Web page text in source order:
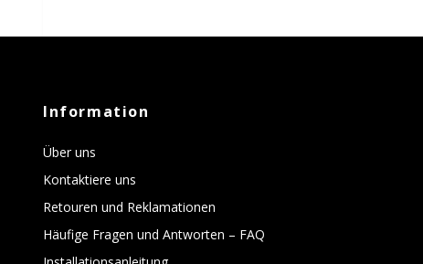
Information
Über uns
Kontaktiere uns
Retouren und Reklamationen
Häufige Fragen und Antworten – FAQ